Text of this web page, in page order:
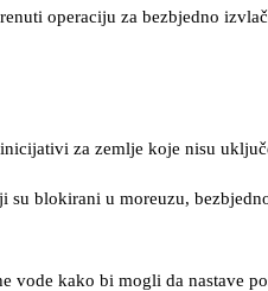
operaciju za bezbjedno
za zemlje koje nisu
blokirani u moreuzu,
vode kako bi mogli da nastave